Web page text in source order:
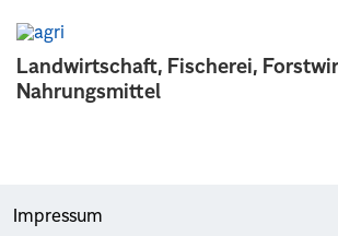
Landwirtschaft, Fischerei,
Nahrungsmittel
Impressum